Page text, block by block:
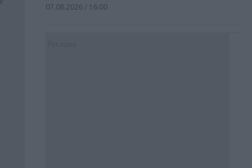
07.08.2026 / 16:00